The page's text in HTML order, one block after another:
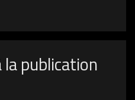
la publication